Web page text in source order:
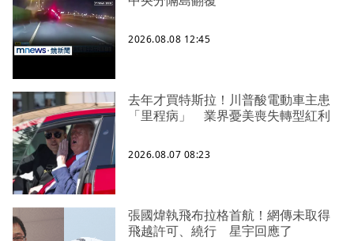
2026.08.08 12:45
去年才買特斯拉！川普酸電動車主患
「里程病」 業界憂美喪失轉型紅利
2026.08.07 08:23
張國煒執飛布拉格首航！網傳未取得
飛越許可、繞行 星宇回應了